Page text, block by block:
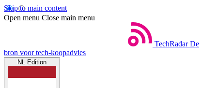
Skip to main content
Open menu Close main menu
TechRadar De
bron voor tech-koopadvies
NL Edition